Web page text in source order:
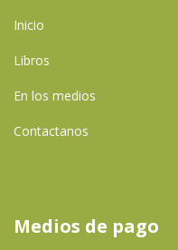
Inicio
Libros
En los medios
Contactanos
Medios de pago